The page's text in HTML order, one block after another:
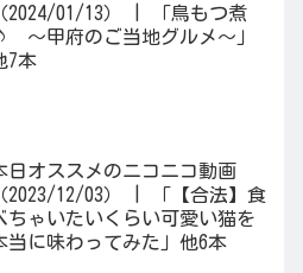
2024/01/13） | 「鳥もつ煮
～甲府のご当地グルメ～」
7本
日オススメのニコニコ動画
2023/12/03） | 「【合法】食
ちゃいたいくらい可愛い猫を
当に味わってみた」他6本